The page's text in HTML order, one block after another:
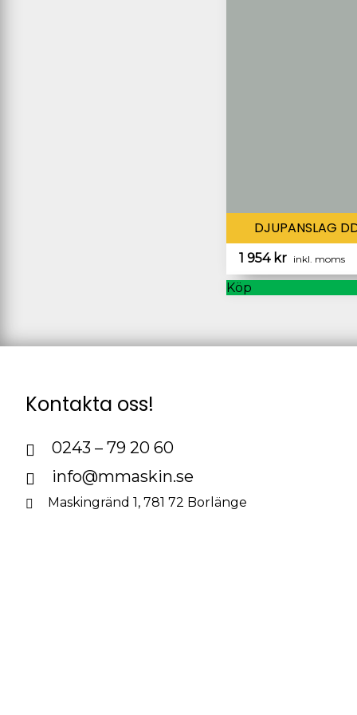
DJUPANSLAG
1 954 kr inkl. moms
Köp
Kontakta oss!
0243 – 79 20 60
info@mmaskin.se
Maskingränd 1, 781 72 Borlänge